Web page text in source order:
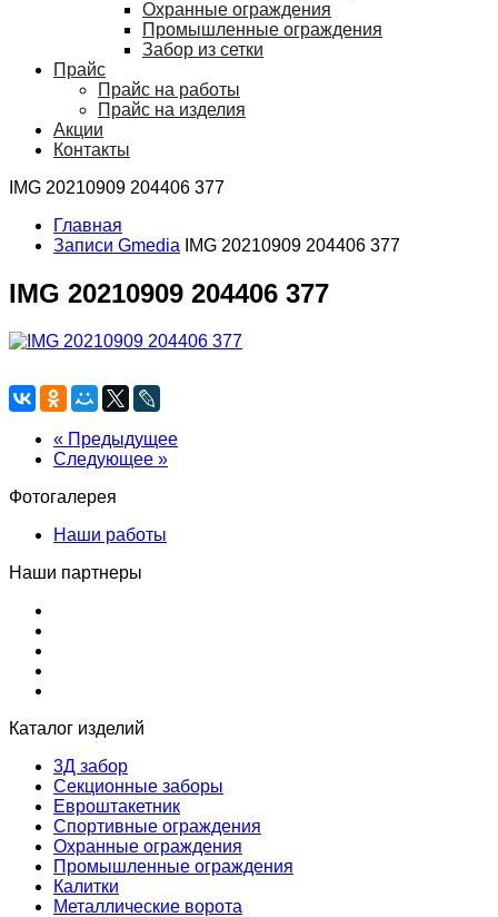
Охранные ограждения
Промышленные ограждения
Забор из сетки
Прайс
Прайс на работы
Прайс на изделия
Акции
Контакты
IMG 20210909 204406 377
Главная
Записи Gmedia
IMG 20210909 204406 377
IMG 20210909 204406 377
« Предыдущее
Следующее »
Фотогалерея
Наши работы
Наши партнеры
Каталог изделий
3Д забор
Секционные заборы
Евроштакетник
Спортивные ограждения
Охранные ограждения
Промышленные ограждения
Калитки
Металлические ворота